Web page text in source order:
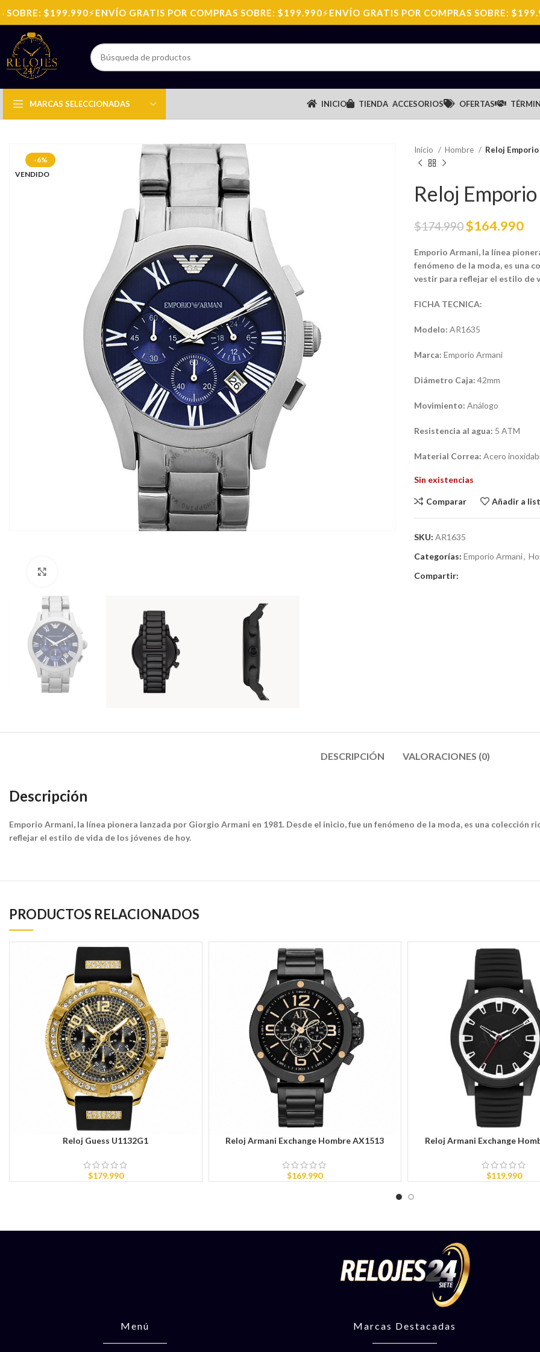
$199.990⚡ENVÍO GRATIS POR COMPRAS SOBRE: $199.990⚡ENVÍO GRATIS POR COMPRAS SOBRE: $199.990
MARCAS SELECCIONADAS INICIO TIENDA ACCESORIOS OFERTAS
-6%
VENDIDO
Inicio Hombre Reloj
Reloj
$174.990$164.990
Emporio Armani, la línea
fenómeno de la moda, es una
vestir para reflejar el estilo de
FICHA TECNICA:
Modelo: AR1635
Marca: Emporio Armani
Diámetro Caja: 42mm
Movimiento: Análogo
Resistencia al agua: 5 ATM
Material Correa: Acero
Sin existencias
Comparar Añadir a
SKU: AR1635
Categorías: Emporio Armani,
Compartir:
DESCRIPCIÓN VALORACIONES (0)
Descripción
Emporio Armani, la línea pionera lanzada por Giorgio Armani en 1981. Desde el inicio, fue un fenómeno de la moda, es una colección
reflejar el estilo de vida de los jóvenes de hoy.
PRODUCTOS RELACIONADOS
AÑADIR AL CARRITOReloj Guess U1132G1
$179.990
AÑADIR AL CARRITO
Reloj Armani Exchange Hombre AX1513
$169.990
AÑADIR AL CARRITO
Reloj Armani Exchange
$119.990
Menú Marcas Destacadas